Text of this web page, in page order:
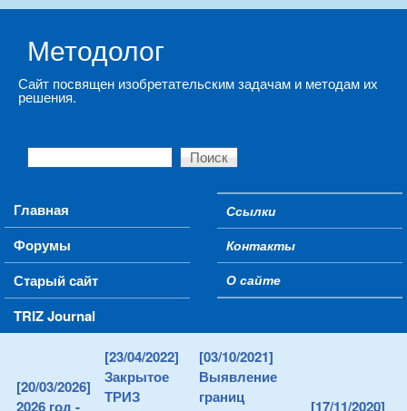
Методолог
Сайт посвящен изобретательским задачам и методам их
решения.
Форма поиска
Поиск
Main menu
Главная
Форумы
Старый сайт
TRIZ Journal
Secondary menu
Ссылки
Контакты
О сайте
[20/03/2026]
2026 год -
[23/04/2022]
Закрытое
ТРИЗ
[03/10/2021]
Выявление
границ
[17/11/2020]